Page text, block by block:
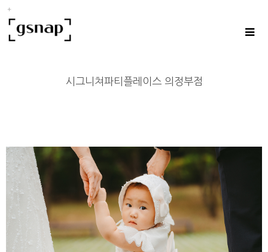
시그니쳐파티플레이스 의정부점